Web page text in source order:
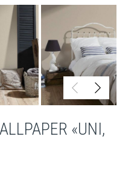
«UNI,